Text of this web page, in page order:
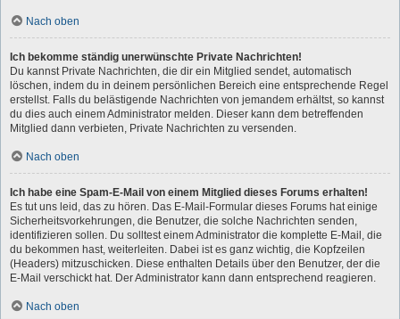
Nach oben
Ich bekomme ständig unerwünschte Private Nachrichten!
Du kannst Private Nachrichten, die dir ein Mitglied sendet, automatisch
löschen, indem du in deinem persönlichen Bereich eine entsprechende Regel
erstellst. Falls du belästigende Nachrichten von jemandem erhältst, so kannst
du dies auch einem Administrator melden. Dieser kann dem betreffenden
Mitglied dann verbieten, Private Nachrichten zu versenden.
Nach oben
Ich habe eine Spam-E-Mail von einem Mitglied dieses Forums erhalten!
Es tut uns leid, das zu hören. Das E-Mail-Formular dieses Forums hat einige
Sicherheitsvorkehrungen, die Benutzer, die solche Nachrichten senden,
identifizieren sollen. Du solltest einem Administrator die komplette E-Mail, die
du bekommen hast, weiterleiten. Dabei ist es ganz wichtig, die Kopfzeilen
(Headers) mitzuschicken. Diese enthalten Details über den Benutzer, der die
E-Mail verschickt hat. Der Administrator kann dann entsprechend reagieren.
Nach oben